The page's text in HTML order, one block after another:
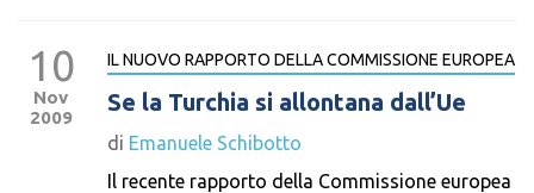
10
Nov
2009
IL NUOVO RAPPORTO DELLA COMMISSIONE EUROPEA
Se la Turchia si allontana dall’Ue
di Emanuele Schibotto
Il recente rapporto della Commissione europea